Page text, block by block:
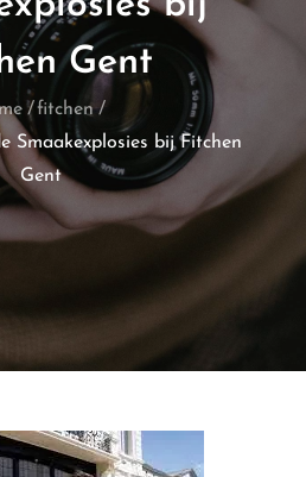
Gent
fitchen
Smaakexplosies bij Fitchen
Gent